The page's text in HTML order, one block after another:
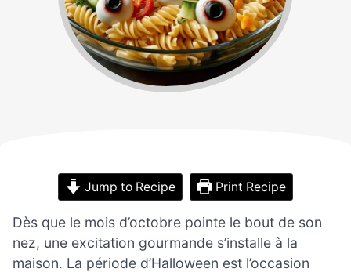
Jump to Recipe Print Recipe
Dès que le mois d’octobre pointe le bout de son
nez, une excitation gourmande s’installe à la
maison. La période d’Halloween est l’occasion